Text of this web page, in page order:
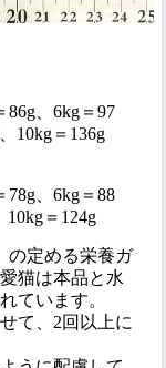
86g、6kg＝97
10kg＝136g
78g、6kg＝88
10kg＝124g
の定める栄養ガ
猫は本品と水
ています。
て、2回以上に